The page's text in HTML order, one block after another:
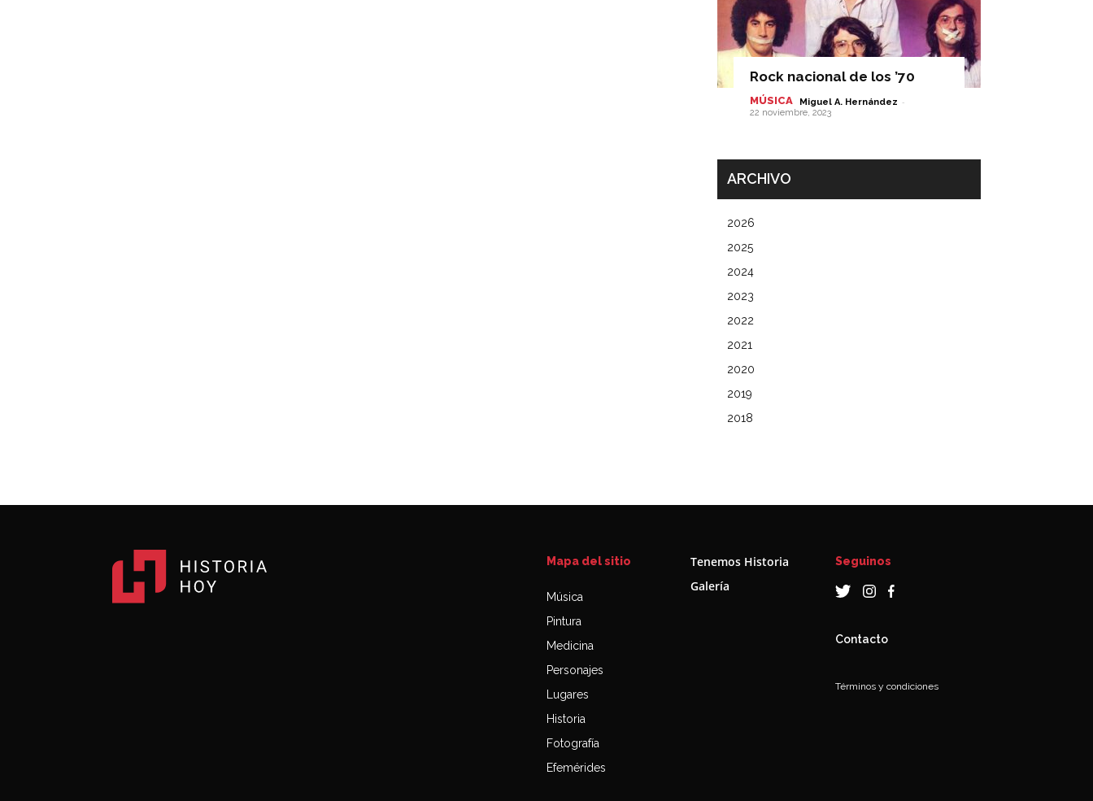
Rock nacional de los ’70
MÚSICA Miguel A. Hernández -
22 noviembre, 2023
ARCHIVO
2026
2025
2024
2023
2022
2021
2020
2019
2018
Mapa del sitio
Música
Pintura
Medicina
Personajes
Lugares
Historia
Fotografía
Efemérides
Tenemos Historia
Galería
Seguinos
Contacto
Términos y condiciones